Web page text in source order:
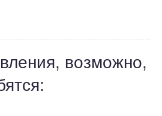
возможно,